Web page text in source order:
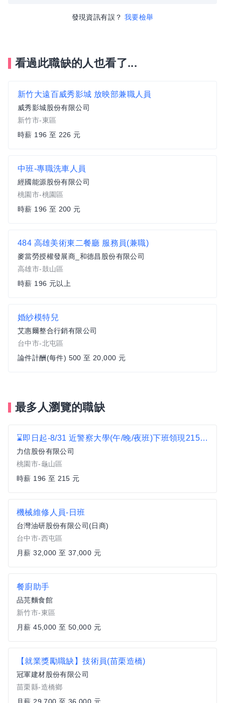
發現資訊有誤？ 我要檢舉
看過此職缺的人也看了...
新竹大遠百威秀影城 放映部兼職人員
威秀影城股份有限公司
新竹市-東區
時薪 196 至 226 元
中班-專職洗車人員
經國能源股份有限公司
桃園市-桃園區
時薪 196 至 200 元
484 高雄美術東二餐廳 服務員(兼職)
麥當勞授權發展商_和德昌股份有限公司
高雄市-鼓山區
時薪 196 元以上
婚紗模特兒
艾惠爾整合行銷有限公司
台中市-北屯區
論件計酬(每件) 500 至 20,000 元
最多人瀏覽的職缺
⌛即日起-8/31 近警察大學(午/晚/夜班)下班領現215/H 物流出貨員D
力信股份有限公司
桃園市-龜山區
時薪 196 至 215 元
機械維修人員-日班
台灣油研股份有限公司(日商)
台中市-西屯區
月薪 32,000 至 37,000 元
餐廚助手
品芫麵食館
新竹市-東區
月薪 45,000 至 50,000 元
【就業獎勵職缺】技術員(苗栗造橋)
冠軍建材股份有限公司
苗栗縣-造橋鄉